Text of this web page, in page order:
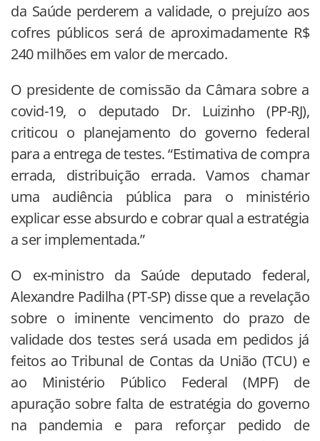
da Saúde perderem a validade, o prejuízo aos
cofres públicos será de aproximadamente R$
240 milhões em valor de mercado.
O presidente de comissão da Câmara sobre a
covid-19, o deputado Dr. Luizinho (PP-RJ),
criticou o planejamento do governo federal
para a entrega de testes. “Estimativa de compra
errada, distribuição errada. Vamos chamar
uma audiência pública para o ministério
explicar esse absurdo e cobrar qual a estratégia
a ser implementada.”
O ex-ministro da Saúde deputado federal,
Alexandre Padilha (PT-SP) disse que a revelação
sobre o iminente vencimento do prazo de
validade dos testes será usada em pedidos já
feitos ao Tribunal de Contas da União (TCU) e
ao Ministério Público Federal (MPF) de
apuração sobre falta de estratégia do governo
na pandemia e para reforçar pedido de